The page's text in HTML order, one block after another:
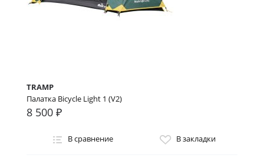
TRAMP
Палатка Bicycle Light 1 (V2)
8 500 ₽
В сравнение В закладки